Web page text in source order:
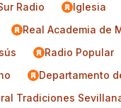
Radio
Iglesia
Real Academia de
Radio Popular
Departamento
Tradiciones